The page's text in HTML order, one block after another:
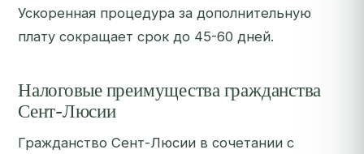
Ускоренная процедура за дополнительную
плату сокращает срок до 45-60 дней.
Налоговые преимущества гражданства
Сент-Люсии
Гражданство Сент-Люсии в сочетании с